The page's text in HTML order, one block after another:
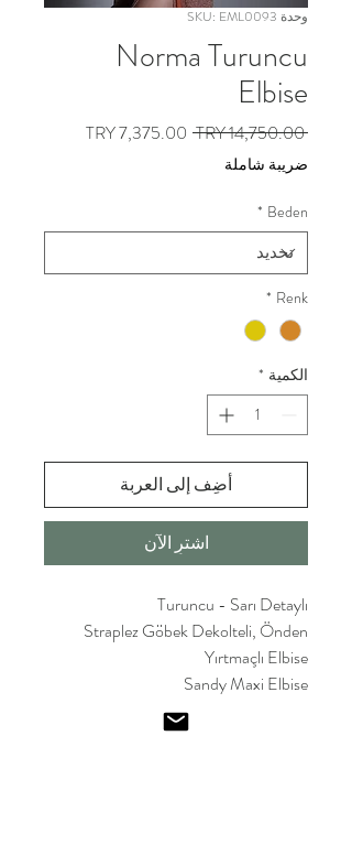
وحدة SKU: EML0093
Norma Turuncu
Elbise
‏14,750.00 TRY
سعر
سعر
ضريبة شاملة
Beden
*
Renk
*
الكمية *
أضِف إلى العربة
اشترِ الآن
Turuncu - Sarı Detaylı
Straplez Göbek Dekolteli, Önden
Yırtmaçlı Elbise
Sandy Maxi Elbise